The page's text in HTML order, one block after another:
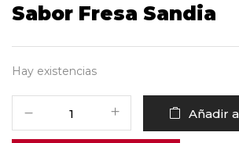
Sabor Fresa Sandia
Hay existencias
Añadir